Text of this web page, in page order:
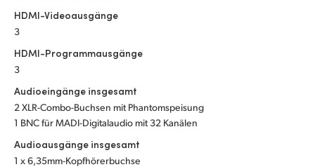
Turkey
UAE
Ukraine
United Kingdom
HDMI-Videoausgänge
3
HDMI-Programmausgänge
3
Audioeingänge insgesamt
2 XLR-Combo-Buchsen mit Phantomspeisung
1 BNC für MADI-Digitalaudio mit 32 Kanälen
Audioausgänge insgesamt
1 x 6,35mm-Kopfhörerbuchse